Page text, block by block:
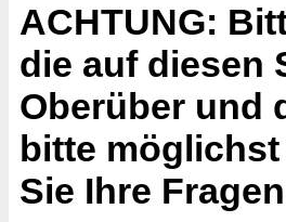
ACHTUNG:
die auf diesen
Oberüber und
bitte
Sie Ihre